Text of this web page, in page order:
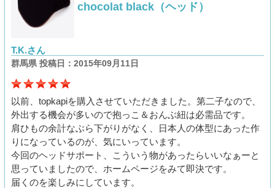
chocolat black（ヘッド）
T.K.さん
群馬県 投稿日：2015年09月11日
以前、topkapiを購入させていただきました。第二子なので、
外出する機会が多いので抱っこ＆おんぶ紐は必需品です。
肩ひもの余計なぶら下がりがなく、日本人の体型にあった作
りになっているのが、気にいっています。
今回のヘッドサポート、こういう物があったらいいなぁーと
思っていましたので、ホームページをみて即決です。
届くのを楽しみにしています。